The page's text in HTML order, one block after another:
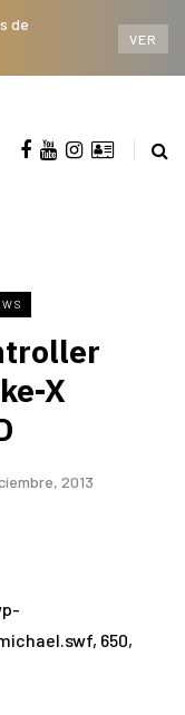
de
VER
X
2013
650,